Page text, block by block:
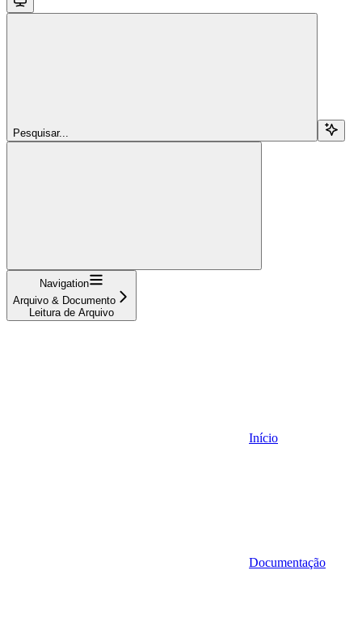
Pesquisar...
Navigation
Arquivo & Documento
Leitura de Arquivo
Início
Documentação